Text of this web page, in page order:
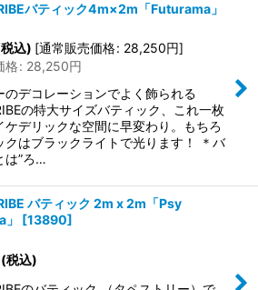
バティック4m×2m「Futurama」
込) [通常販売価格: 28,250円]
格: 28,250円
のデコレーションでよく飾られる
の特大サイズバティック、これ一枚
ケデリックな空間に早変わり。もちろ
クはブラックライトで光ります！ ＊バ
は”ろ…
バティック 2m x 2m「Psy
[13890]
(税込)